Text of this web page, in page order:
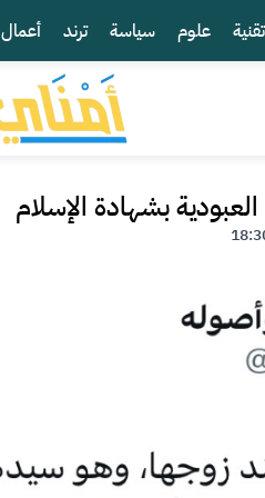
تقنية علوم سياسة ترند أعمال
بشهادة الإسلام